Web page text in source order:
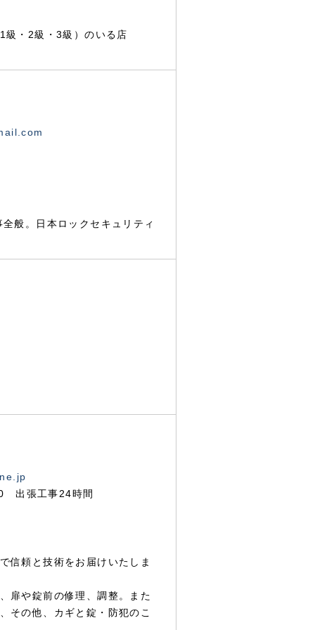
・2級・3級）のいる店
般。日本ロックセキュリティ
出張工事24時間
信頼と技術をお届けいたしま
扉や錠前の修理、調整。また
その他、カギと錠・防犯のこ